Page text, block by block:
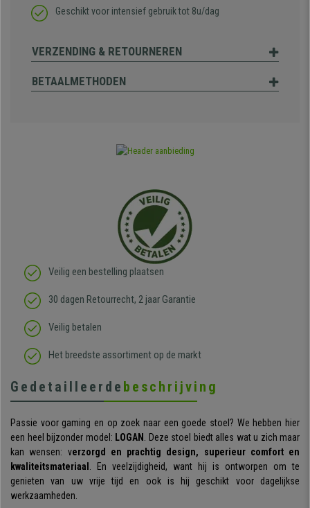
Geschikt voor intensief gebruik tot 8u/dag
VERZENDING & RETOURNEREN
BETAALMETHODEN
Veilig een bestelling plaatsen
30 dagen Retourrecht, 2 jaar Garantie
Veilig betalen
Het breedste assortiment op de markt
Gedetailleerde beschrijving
Passie voor gaming en op zoek naar een goede stoel? We hebben hier
een heel bijzonder model: LOGAN . Deze stoel biedt alles wat u zich maar
kan wensen: verzorgd en prachtig design, superieur comfort en
kwaliteitsmateriaal . En veelzijdigheid, want hij is ontworpen om te
genieten van uw vrije tijd en ook is hij geschikt voor dagelijkse
werkzaamheden.